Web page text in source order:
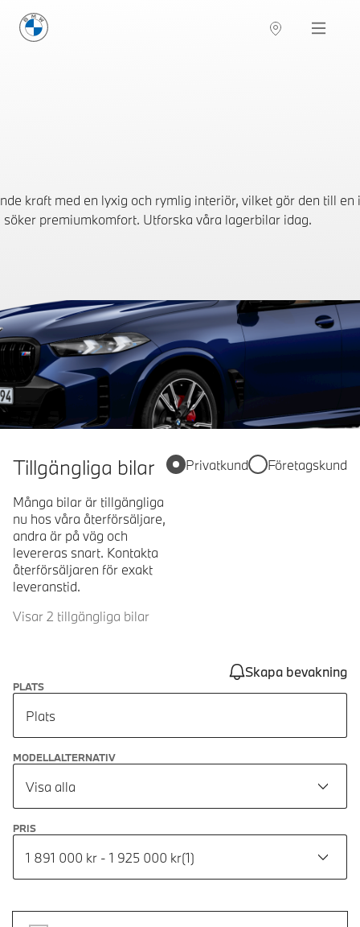
BMW Sverige Navigation
kraft med en lyxig och rymlig interiör, vilket gör den till en
premiumkomfort. Utforska våra lagerbilar idag.
Tillgängliga bilar
Många bilar är tillgängliga
nu hos våra återförsäljare,
andra är på väg och
levereras snart. Kontakta
återförsäljaren för exakt
leveranstid.
Visar 2 tillgängliga bilar
Privatkund Företagskund
Skapa bevakning
PLATS
Plats
MODELLALTERNATIV
Visa alla
PRIS
1 891 000 kr - 1 925 000 kr(1)